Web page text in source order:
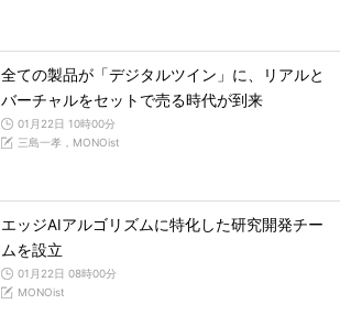
全ての製品が「デジタルツイン」に、リアルと
バーチャルをセットで売る時代が到来
01月22日 10時00分
三島一孝，MONOist
エッジAIアルゴリズムに特化した研究開発チー
ムを設立
01月22日 08時00分
MONOist